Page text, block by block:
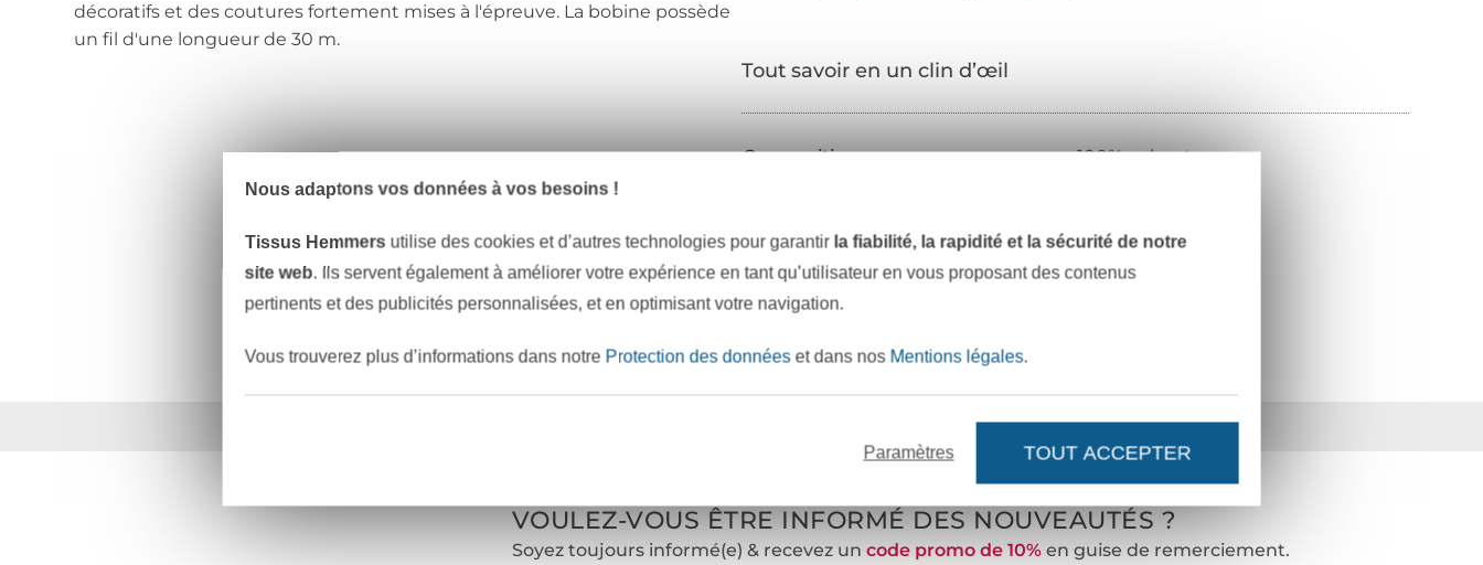
décoratifs et des coutures fortement mises à l'épreuve. La bobine possède
un fil d'une longueur de 30 m.
Tout savoir en un clin d’œil
Composition :
100% polyester
Couleur :
jaune miel
Réf.:
M-1003-30-412
Plus de 10000 clients satisfaits 36 ans d'expérience
VOULEZ-VOUS ÊTRE INFORMÉ DES NOUVEAUTÉS ?
Soyez toujours informé(e) & recevez un code promo de 10%en guise de remerciement.
Nous adaptons vos données à vos besoins !
Tissus Hemmers utilise des cookies et d’autres technologies pour garantir la fiabilité, la rapidité et la sécurité de notre
site web. Ils servent également à améliorer votre expérience en tant qu’utilisateur en vous proposant des contenus
pertinents et des publicités personnalisées, et en optimisant votre navigation.
Vous trouverez plus d’informations dans notre Protection des donnéeset dans nos Mentions légales.
Paramètres TOUT ACCEPTER